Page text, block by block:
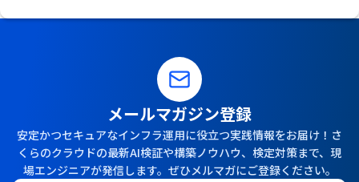
メールマガジン登録
安定かつセキュアなインフラ運用に役立つ実践情報をお届け！さ
くらのクラウドの最新AI検証や構築ノウハウ、検定対策まで、現
場エンジニアが発信します。ぜひメルマガにご登録ください。